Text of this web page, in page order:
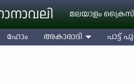
മലയാളം
ഹോം അകാരാദി പാട്ട്